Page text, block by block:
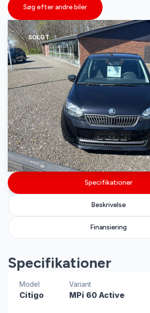
SOLGT
Specifikationer
Beskrivelse
Finansiering
Specifikationer
Model
Citigo
Variant
MPi 60 Active
Søg efter andre biler